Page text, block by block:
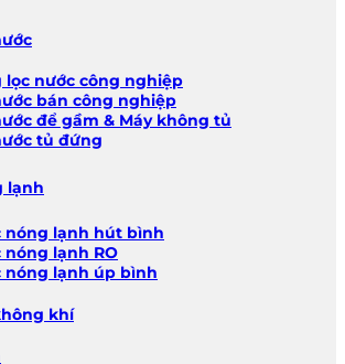
lọc nước công nghiệp
bán công nghiệp
để gầm & Máy không tủ
tủ đứng
lạnh
nóng lạnh hút bình
nóng lạnh RO
nóng lạnh úp bình
khí